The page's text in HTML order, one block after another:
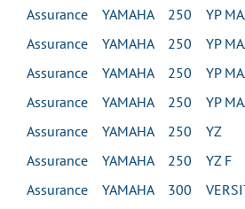
Assurance YAMAHA 250 YP
Assurance YAMAHA 250 YP
Assurance YAMAHA 250 YP
Assurance YAMAHA 250 YP
Assurance YAMAHA 250 YZ
Assurance YAMAHA 250 YZ F
Assurance YAMAHA 300